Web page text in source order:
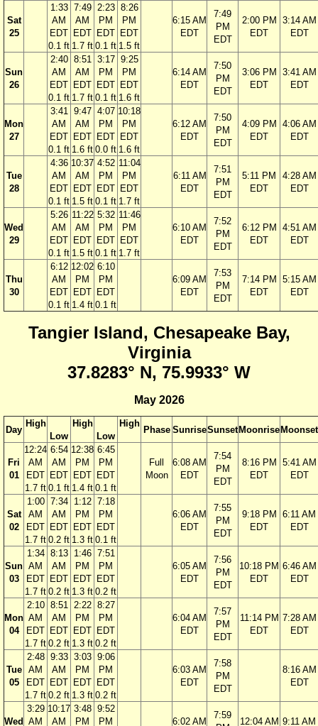
Sat
25
1:33
AM
EDT
0.1 ft
7:49
AM
EDT
1.7 ft
2:23
PM
EDT
0.1 ft
8:26
PM
EDT
1.5 ft
6:15 AM
EDT
7:49
PM
EDT
2:00 PM
EDT
3:14 AM
EDT
Sun
26
2:40
AM
EDT
0.1 ft
8:51
AM
EDT
1.7 ft
3:17
PM
EDT
0.1 ft
9:25
PM
EDT
1.6 ft
6:14 AM
EDT
7:50
PM
EDT
3:06 PM
EDT
3:41 AM
EDT
Mon
27
3:41
AM
EDT
0.1 ft
9:47
AM
EDT
1.6 ft
4:07
PM
EDT
0.0 ft
10:18
PM
EDT
1.6 ft
6:12 AM
EDT
7:50
PM
EDT
4:09 PM
EDT
4:06 AM
EDT
Tue
28
4:36
AM
EDT
0.1 ft
10:37
AM
EDT
1.5 ft
4:52
PM
EDT
0.1 ft
11:04
PM
EDT
1.7 ft
6:11 AM
EDT
7:51
PM
EDT
5:11 PM
EDT
4:28 AM
EDT
Wed
29
5:26
AM
EDT
0.1 ft
11:22
AM
EDT
1.5 ft
5:32
PM
EDT
0.1 ft
11:46
PM
EDT
1.7 ft
6:10 AM
EDT
7:52
PM
EDT
6:12 PM
EDT
4:51 AM
EDT
Thu
30
6:12
AM
EDT
0.1 ft
12:02
PM
EDT
1.4 ft
6:10
PM
EDT
0.1 ft
6:09 AM
EDT
7:53
PM
EDT
7:14 PM
EDT
5:15 AM
EDT
Tangier Island, Chesapeake Bay,
Virginia
37.8283° N, 75.9933° W
May 2026
Day
High
Low
High
Low
High
Phase SunriseSunset Moonrise Moonset
Fri
01
12:24
AM
EDT
1.7 ft
6:54
AM
EDT
0.1 ft
12:38
PM
EDT
1.4 ft
6:45
PM
EDT
0.1 ft
Full
Moon
6:08 AM
EDT
7:54
PM
EDT
8:16 PM
EDT
5:41 AM
EDT
Sat
02
1:00
AM
EDT
1.7 ft
7:34
AM
EDT
0.2 ft
1:12
PM
EDT
1.3 ft
7:18
PM
EDT
0.1 ft
6:06 AM
EDT
7:55
PM
EDT
9:18 PM
EDT
6:11 AM
EDT
Sun
03
1:34
AM
EDT
1.7 ft
8:13
AM
EDT
0.2 ft
1:46
PM
EDT
1.3 ft
7:51
PM
EDT
0.2 ft
6:05 AM
EDT
7:56
PM
EDT
10:18 PM
EDT
6:46 AM
EDT
Mon
04
2:10
AM
EDT
1.7 ft
8:51
AM
EDT
0.2 ft
2:22
PM
EDT
1.3 ft
8:27
PM
EDT
0.2 ft
6:04 AM
EDT
7:57
PM
EDT
11:14 PM
EDT
7:28 AM
EDT
Tue
05
2:48
AM
EDT
1.7 ft
9:33
AM
EDT
0.2 ft
3:03
PM
EDT
1.3 ft
9:06
PM
EDT
0.2 ft
6:03 AM
EDT
7:58
PM
EDT
8:16 AM
EDT
Wed
3:29
AM
10:17
AM
3:48
PM
9:52
PM
6:02 AM
7:59
12:04 AM 9:11 AM